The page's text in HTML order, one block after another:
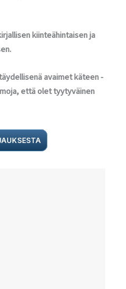
kiinteähintaisen ja
avaimet käteen -
että olet tyytyväinen